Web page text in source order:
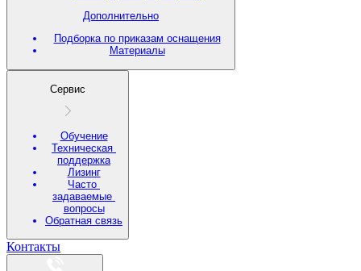
Дополнительно
Подборка по приказам оснащения
Материалы
Сервис
Обучение
Техническая
поддержка
Лизинг
Часто
задаваемые
вопросы
Обратная связь
Контакты